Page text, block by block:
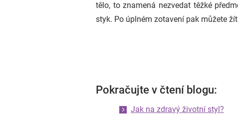
tělo, to znamená nezvedat těžké
styk. Po úplném zotavení pak můžete
Pokračujte v čtení blogu:
Jak na zdravý životní styl?